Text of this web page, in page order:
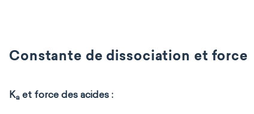
Constante de dissociation et force
Ka et force des acides :